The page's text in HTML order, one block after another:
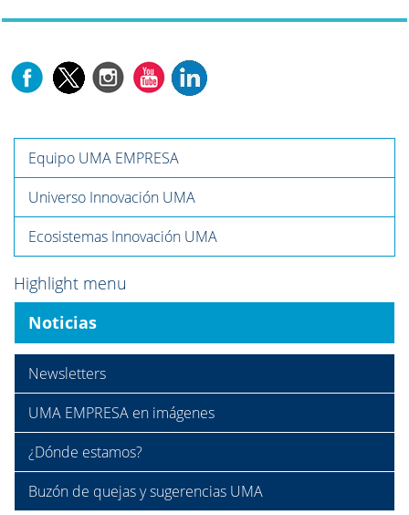
Equipo UMA EMPRESA
Universo Innovación UMA
Ecosistemas Innovación UMA
Highlight menu
Noticias
Newsletters
UMA EMPRESA en imágenes
¿Dónde estamos?
Buzón de quejas y sugerencias UMA